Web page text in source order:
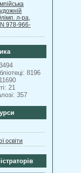
л-ра,
978-966-
8196
21
357
освіти